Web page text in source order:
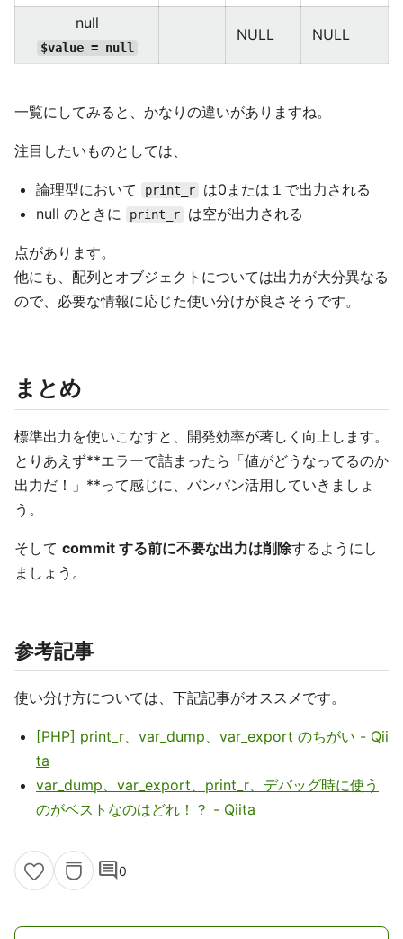
null
$value = null
NULL NULL
一覧にしてみると、かなりの違いがありますね。
注目したいものとしては、
論理型において print_r
は0または１で出力される
null のときに
print_r は空が出力される
点があります。
他にも、配列とオブジェクトについては出力が大分異なる
ので、必要な情報に応じた使い分けが良さそうです。
まとめ
標準出力を使いこなすと、開発効率が著しく向上します。
とりあえず**エラーで詰まったら「値がどうなってるのか
出力だ！」**って感じに、バンバン活用していきましょ
う。
そして commit する前に不要な出力は削除するようにし
ましょう。
参考記事
使い分け方については、下記記事がオススメです。
[PHP] print_r、var_dump、var_export のちがい - Qii
ta
var_dump、var_export、print_r、デバッグ時に使う
のがベストなのはどれ！？ - Qiita
comment0